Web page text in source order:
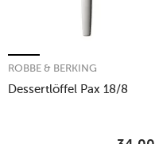
Dessertlöffel Pax 18/8
ROBBE & BERKING